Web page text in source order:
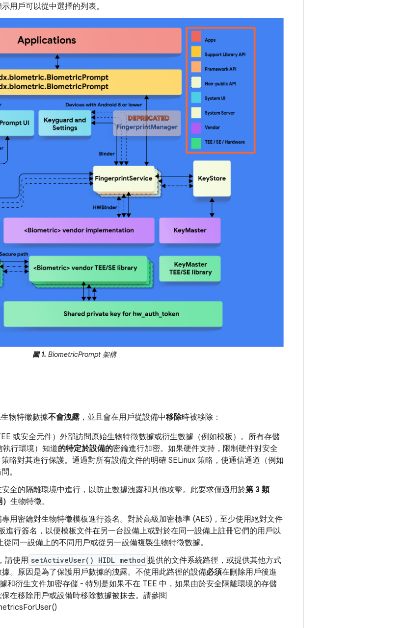
用戶可以從中選擇的列表。
圖 1. BiometricPrompt 架構
物特徵數據不會洩露 ，並且會在用戶從設備中移除時被移除：
或安全元件）外部訪問原始生物特徵數據或衍生數據（例如模板）。所有存儲
執行環境）知道的特定於設備的密鑰進行加密。如果硬件支持，限制硬件對安全
略對其進行保護。通過對所有設備文件的明確 SELinux 策略，使通信通道（例如
。
全的隔離環境中進行，以防止數據洩露和其他攻擊。此要求僅適用於第 3 類
生物特徵。
用密鑰對生物特徵模板進行簽名。對於高級加密標準 (AES)，至少使用絕對文件
進行簽名，以便模板文件在另一台設備上或對於在同一設備上註冊它們的用戶以
同一設備上的不同用戶或從另一設備複製生物特徵數據。
請使用 setActiveUser() HIDL method 提供的文件系統路徑，或提供其他方式
。原因是為了保護用戶數據的洩露。不使用此路徑的設備必須在刪除用戶後進
和衍生文件加密存儲 - 特別是如果不在 TEE 中，如果由於安全隔離環境的存儲
在移除用戶或設備時移除數據被抹去。請參閱